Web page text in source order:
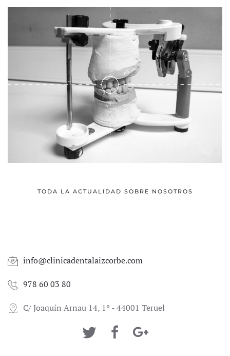
TODA LA ACTUALIDAD SOBRE NOSOTROS
info@clinicadentalaizcorbe.com
978 60 03 80
C/ Joaquín Arnau 14, 1º - 44001 Teruel